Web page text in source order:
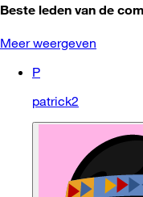
Beste leden van de
Meer weergeven
P
patrick2